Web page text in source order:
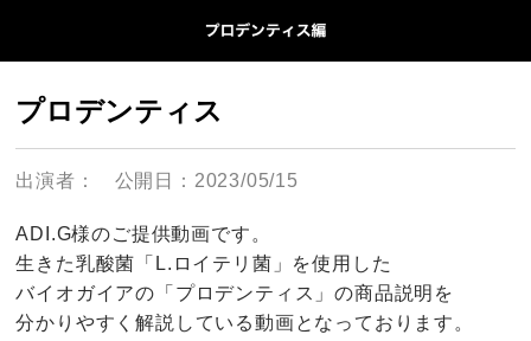
プロデンティス
出演者： 公開日：2023/05/15
ADI.G様のご提供動画です。
生きた乳酸菌「L.ロイテリ菌」を使用した
バイオガイアの「プロデンティス」の商品説明を
分かりやすく解説している動画となっております。